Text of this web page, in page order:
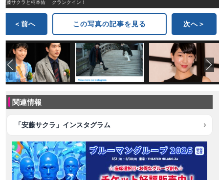
安藤サクラと柄本佑 クランクイン！
＜前へ この写真の記事を見る 次へ＞
関連情報
「安藤サクラ」インスタグラム